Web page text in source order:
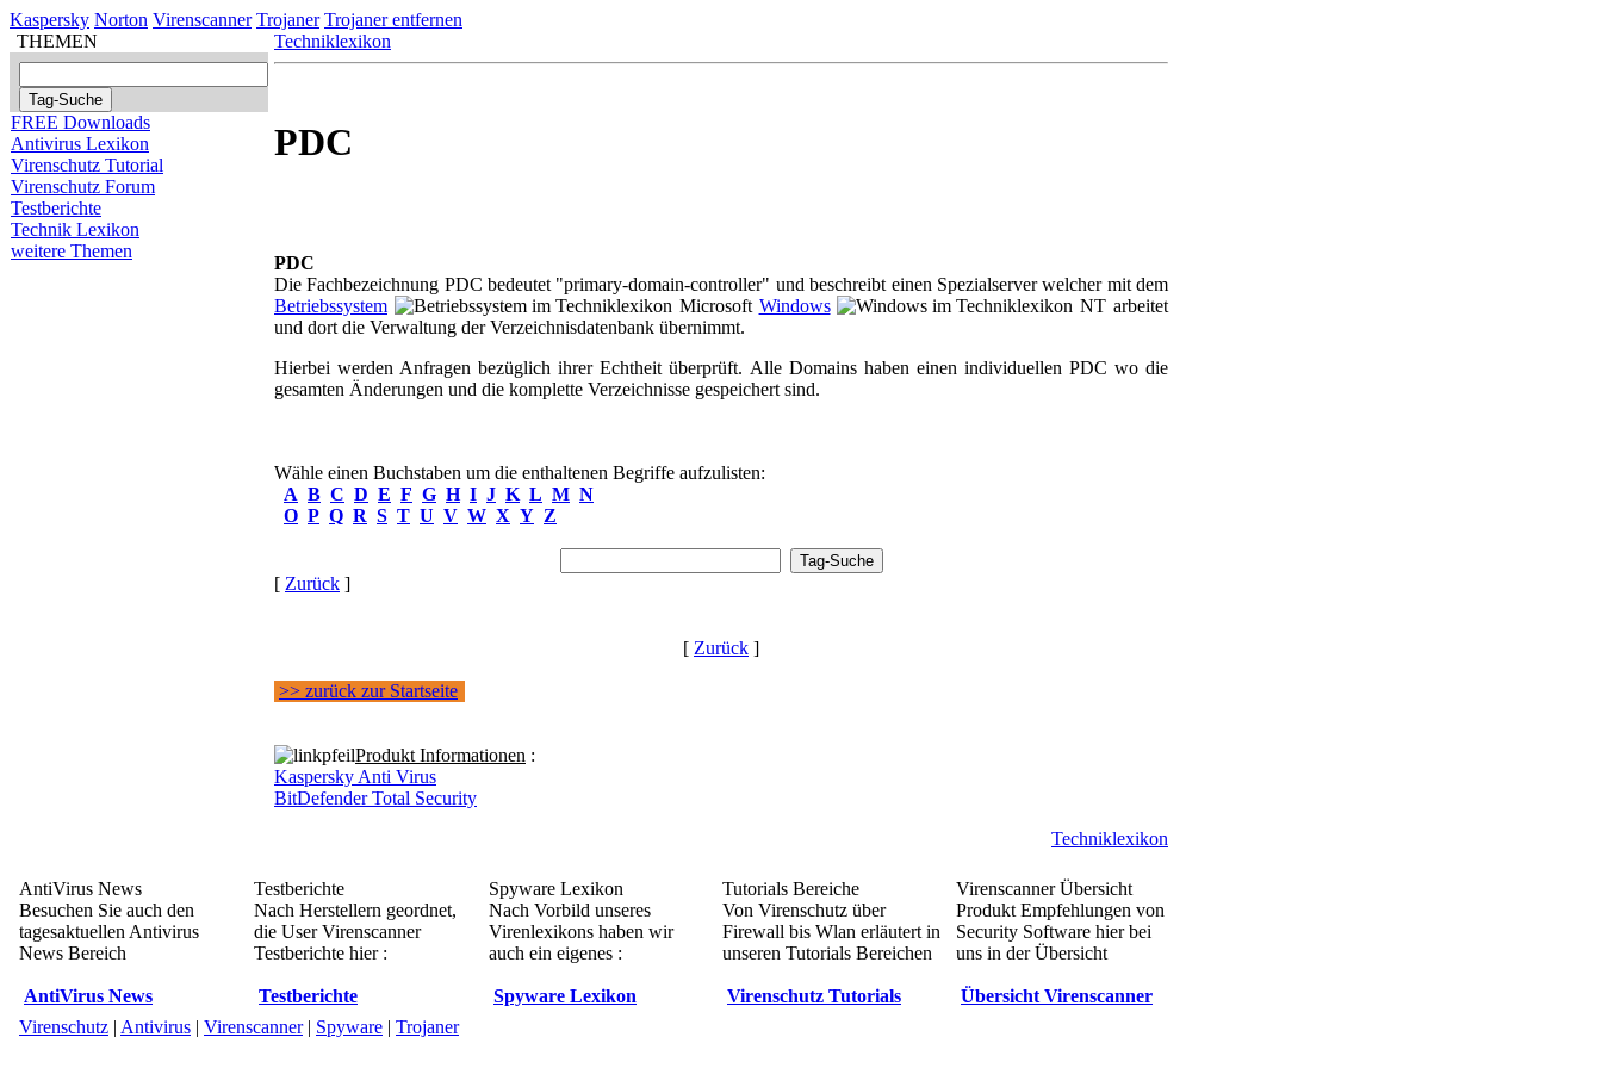
Kaspersky Norton Virenscanner Trojaner Trojaner entfernen
THEMEN
FREE Downloads
Antivirus Lexikon
Virenschutz Tutorial
Virenschutz Forum
Testberichte
Technik Lexikon
weitere Themen
Techniklexikon
PDC
PDC
Die Fachbezeichnung PDC bedeutet "primary-domain-controller" und beschreibt einen Spezialserver welcher mit dem
Betriebssystem
Microsoft Windows
NT arbeitet
und dort die Verwaltung der Verzeichnisdatenbank übernimmt.
Hierbei werden Anfragen bezüglich ihrer Echtheit überprüft. Alle Domains haben einen individuellen PDC wo die
gesamten Änderungen und die komplette Verzeichnisse gespeichert sind.
Wähle einen Buchstaben um die enthaltenen Begriffe aufzulisten:
A B C D E F G H I J K L M N
O P Q R S T U V W X Y Z
[ Zurück ]
[ Zurück ]
>> zurück zur Startseite
Produkt Informationen :
Kaspersky Anti Virus
BitDefender Total Security
Techniklexikon
AntiVirus News
Besuchen Sie auch den
tagesaktuellen Antivirus
News Bereich
AntiVirus News
Testberichte
Nach Herstellern geordnet,
die User Virenscanner
Testberichte hier :
Testberichte
Spyware Lexikon
Nach Vorbild unseres
Virenlexikons haben wir
auch ein eigenes :
Spyware Lexikon
Tutorials Bereiche
Von Virenschutz über
Firewall bis Wlan erläutert in
unseren Tutorials Bereichen
Virenschutz Tutorials
Virenscanner Übersicht
Produkt Empfehlungen von
Security Software hier bei
uns in der Übersicht
Übersicht Virenscanner
Virenschutz | Antivirus | Virenscanner| Spyware | Trojaner